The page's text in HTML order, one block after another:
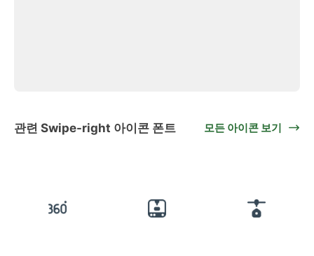
관련 Swipe-right 아이콘 폰트 모든 아이콘 보기